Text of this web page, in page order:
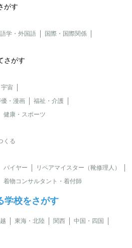
がす
語学・外国語
国際・国際関係
さがす
宙
・漫画
福祉・介護
健康・スポーツ
くる
バイヤー
リペアマイスター（靴修理人）
着物コンサルタント・着付師
学校をさがす
東海・北陸 関西
中国・四国